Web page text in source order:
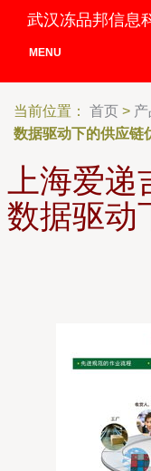
武汉冻品邦信息
MENU
当前位置： 首页 >
数据驱动下的供应链
上海爱
数据驱动